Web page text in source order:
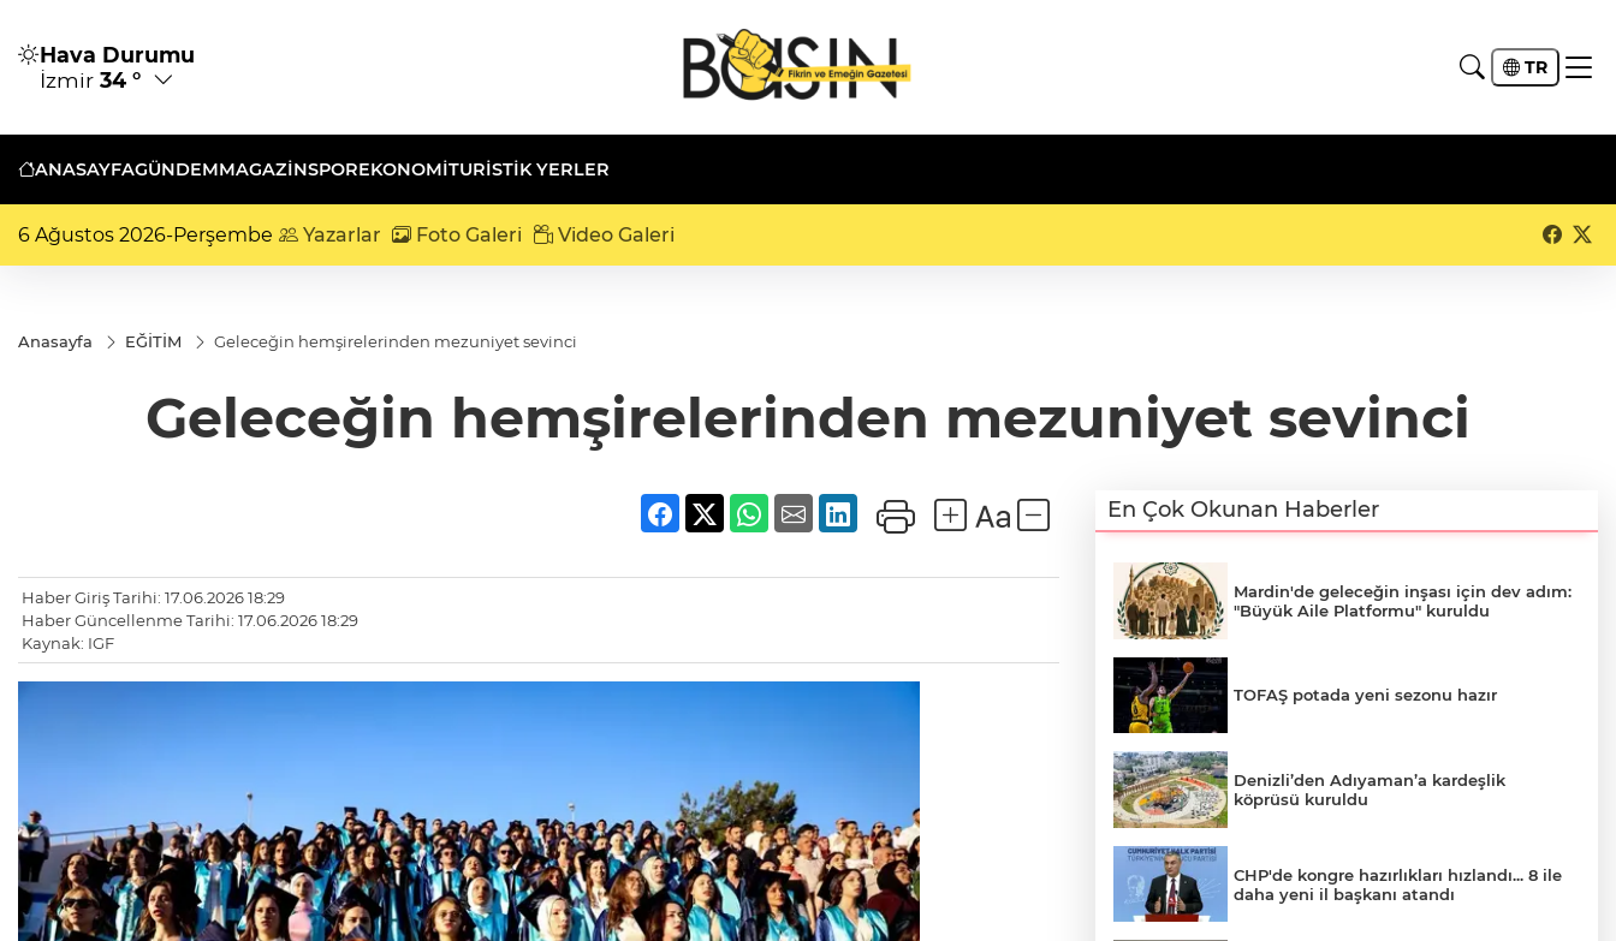
Hava Durumu
İzmir 34 ° TR
ANASAYFAGÜNDEMMAGAZİNSPOREKONOMİTURISTIK YERLER
6 Ağustos 2026-Perşembe Yazarlar Foto Galeri Video Galeri
Anasayfa EĞİTİM Geleceğin hemşirelerinden mezuniyet sevinci
Geleceğin hemşirelerinden mezuniyet sevinci
Haber Giriş Tarihi: 17.06.2026 18:29
Haber Güncellenme Tarihi: 17.06.2026 18:29
Kaynak: IGF
En Çok Okunan Haberler
Mardin'de geleceğin inşası için dev adım:
"Büyük Aile Platformu" kuruldu
TOFAŞ potada yeni sezonu hazır
Denizli’den Adıyaman’a kardeşlik
köprüsü kuruldu
CHP'de kongre hazırlıkları hızlandı... 8 ile
daha yeni il başkanı atandı